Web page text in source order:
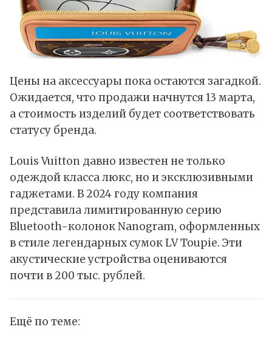
Цены на аксессуары пока остаются загадкой.
Ожидается, что продажи начнутся 13 марта,
а стоимость изделий будет соответствовать
статусу бренда.
Louis Vuitton давно известен не только
одеждой класса люкс, но и эксклюзивными
гаджетами. В 2024 году компания
представила лимитированную серию
Bluetooth-колонок Nanogram, оформленных
в стиле легендарных сумок LV Toupie. Эти
акустические устройства оцениваются
почти в 200 тыс. рублей.
Ещё по теме: